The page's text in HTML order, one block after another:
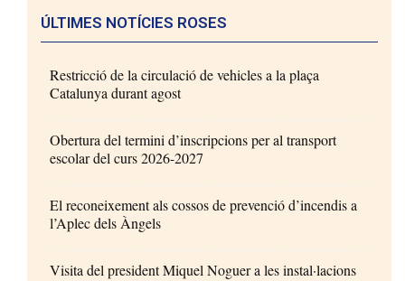
ÚLTIMES NOTÍCIES ROSES
Restricció de la circulació de vehicles a la plaça
Catalunya durant agost
Obertura del termini d’inscripcions per al transport
escolar del curs 2026-2027
El reconeixement als cossos de prevenció d’incendis a
l’Aplec dels Àngels
Visita del president Miquel Noguer a les instal·lacions